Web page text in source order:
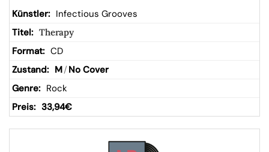
kor
b
Infectious Grooves
Therapy
CD
M/ No Cover
Rock
33,94€